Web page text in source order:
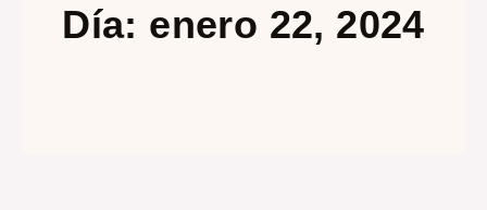
Día: enero 22, 2024